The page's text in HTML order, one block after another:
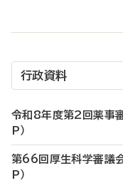
行政資料
令和8年度第2回薬事
P）
第66回厚生科学審議会
P）